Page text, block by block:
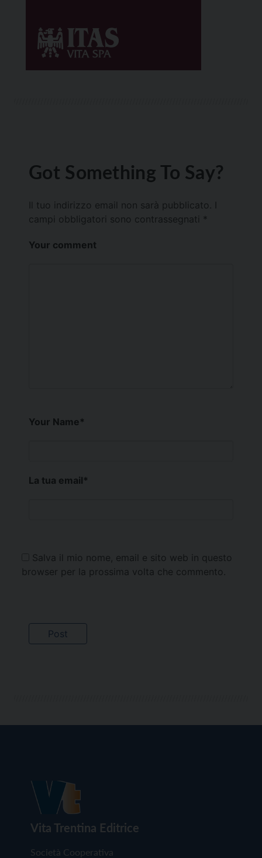
Got Something To Say?
Il tuo indirizzo email non sarà pubblicato.
campi obbligatori sono contrassegnati *
Your comment
Your Name*
La tua email*
Salva il mio nome, email e sito web in questo
browser per la prossima volta che commento.
Vita Trentina Editrice
Società Cooperativa